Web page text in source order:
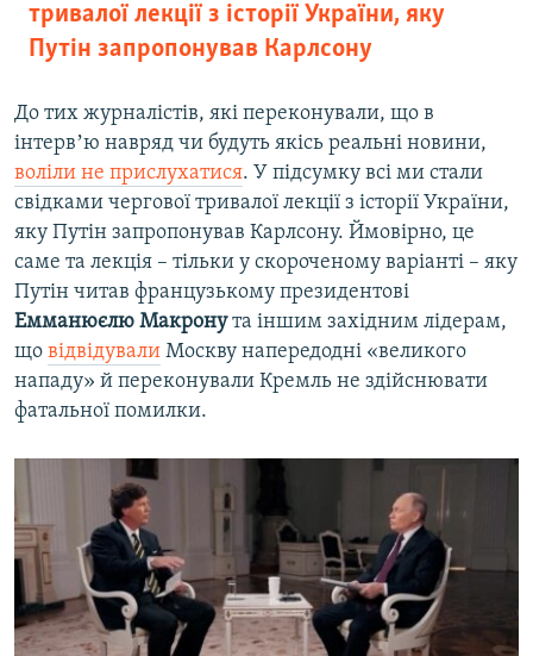
тривалої лекції з історії України, яку
Путін запропонував Карлсону
До тих журналістів, які переконували, що в
інтервʼю навряд чи будуть якісь реальні новини,
воліли не прислухатися. У підсумку всі ми стали
свідками чергової тривалої лекції з історії України,
яку Путін запропонував Карлсону. Ймовірно, це
саме та лекція – тільки у скороченому варіанті – яку
Путін читав французькому президентові
Емманюєлю Макронута іншим західним лідерам,
що відвідували Москву напередодні «великого
нападу» й переконували Кремль не здійснювати
фатальної помилки.